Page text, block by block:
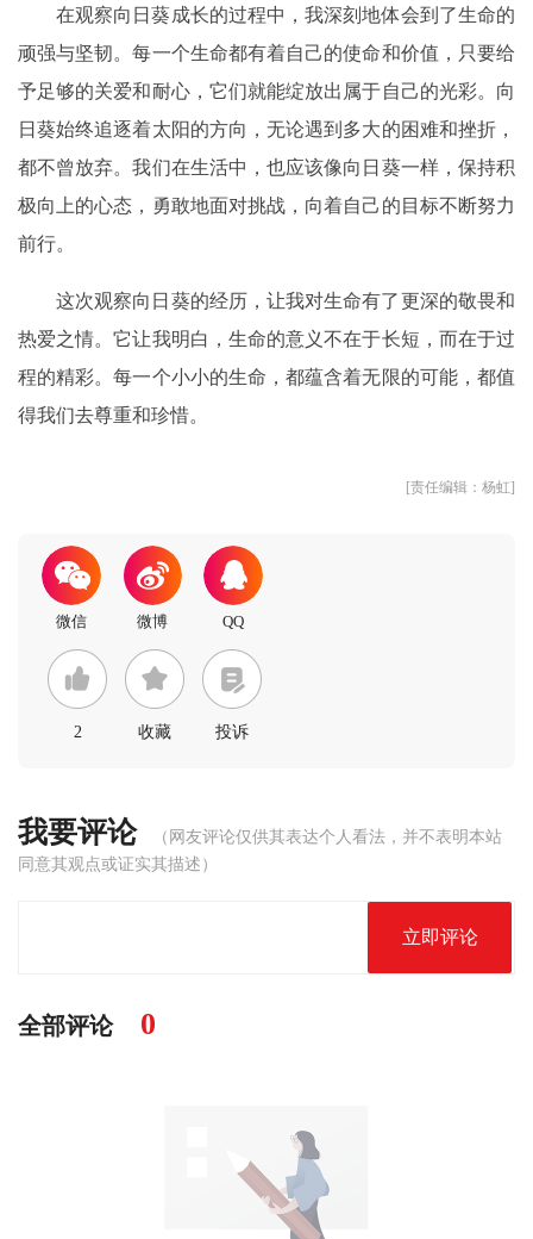
在观察向日葵成长的过程中，我深刻地体会到了生命的
顽强与坚韧。每一个生命都有着自己的使命和价值，只要给
予足够的关爱和耐心，它们就能绽放出属于自己的光彩。向
日葵始终追逐着太阳的方向，无论遇到多大的困难和挫折，
都不曾放弃。我们在生活中，也应该像向日葵一样，保持积
极向上的心态，勇敢地面对挑战，向着自己的目标不断努力
前行。
这次观察向日葵的经历，让我对生命有了更深的敬畏和
热爱之情。它让我明白，生命的意义不在于长短，而在于过
程的精彩。每一个小小的生命，都蕴含着无限的可能，都值
得我们去尊重和珍惜。
[责任编辑：杨虹]
2 收藏 投诉
我要评论
（网友评论仅供其表达个人看法，并不表明本站
同意其观点或证实其描述）
立即评论
全部评论 0